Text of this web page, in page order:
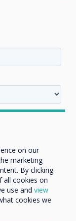
V4 a
on our
marketing
By clicking
all cookies on
use and view
cookies we
produktů a